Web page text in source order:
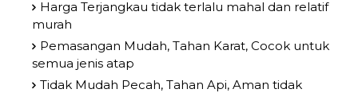
Harga Terjangkau tidak terlalu mahal dan relatif
murah
Pemasangan Mudah, Tahan Karat, Cocok untuk
semua jenis atap
Tidak Mudah Pecah, Tahan Api, Aman tidak